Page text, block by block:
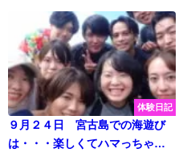
体験日記
９月２４日 宮古島での海遊び
は・・・楽しくてハマっちゃう